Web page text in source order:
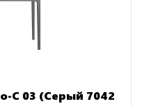
С 03 (Серый 7042